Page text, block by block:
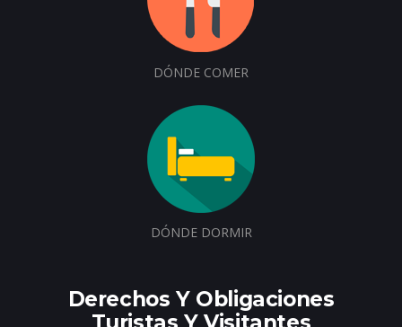
DÓNDE COMER
DÓNDE DORMIR
Derechos Y Obligaciones